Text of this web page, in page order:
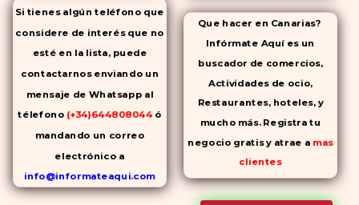
Si tienes algún teléfono que
considere de interés que no
esté en la lista, puede
contactarnos enviando un
mensaje de Whatsapp al
télefono (+34)644808044 ó
mandando un correo
electrónico a
info@informateaqui.com
Mientras que antes la
Que hacer en Canarias?
Infórmate Aquí es un
buscador de comercios,
Actividades de ocio,
Restaurantes, hoteles, y
mucho más. Registra tu
negocio gratis y atrae a mas
clientes